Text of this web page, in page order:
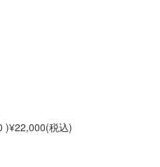
)¥22,000(税込)